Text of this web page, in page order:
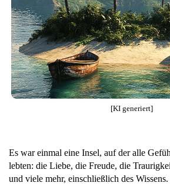
[KI generiert]
Es war einmal eine Insel, auf der alle
lebten: die Liebe, die Freude, die
und viele mehr, einschließlich des